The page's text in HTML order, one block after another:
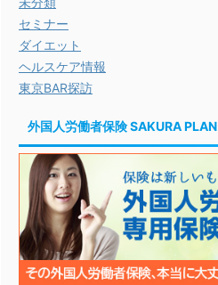
セミナー
ダイエット
ヘルスケア情報
東京BAR探訪
外国人労働者保険 SAKURA PLAN